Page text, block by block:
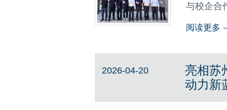
与校企合
校和专业
阅读更多
2026-04-20
亮相苏
动力新